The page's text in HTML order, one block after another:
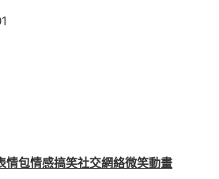
包情感搞笑社交網絡微笑動畫